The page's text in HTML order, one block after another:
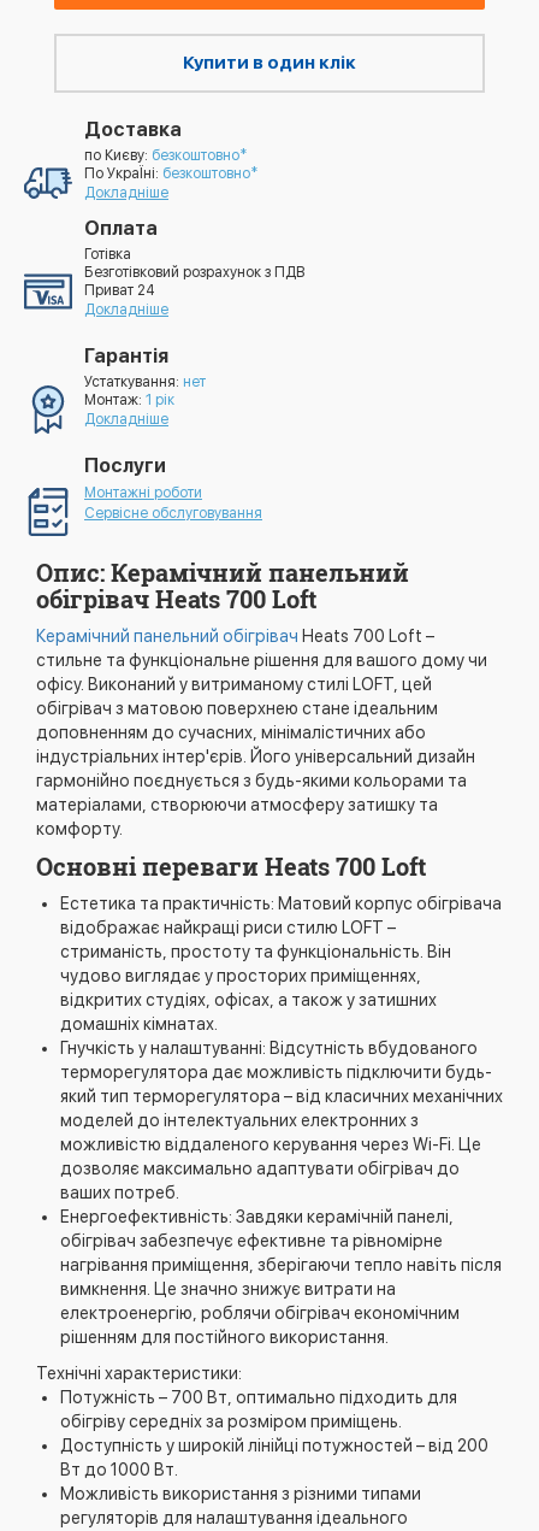
Купити в один клік
Доставка
по Києву: безкоштовно*
По УкраЇні: безкоштовно*
Докладніше
Оплата
Готівка
Безготівковий розрахунок з ПДВ
Приват 24
Докладніше
Гарантія
Устаткування: нет
Монтаж: 1 рік
Докладніше
Послуги
Монтажні роботи
Сервісне обслуговування
Опис: Керамічний панельний
обігрівач Heats 700 Loft
Керамічний панельний обігрівач Heats 700 Loft –
стильне та функціональне рішення для вашого дому чи
офісу. Виконаний у витриманому стилі LOFT, цей
обігрівач з матовою поверхнею стане ідеальним
доповненням до сучасних, мінімалістичних або
індустріальних інтер'єрів. Його універсальний дизайн
гармонійно поєднується з будь-якими кольорами та
матеріалами, створюючи атмосферу затишку та
комфорту.
Основні переваги Heats 700 Loft
Естетика та практичність: Матовий корпус обігрівача
відображає найкращі риси стилю LOFT –
стриманість, простоту та функціональність. Він
чудово виглядає у просторих приміщеннях,
відкритих студіях, офісах, а також у затишних
домашніх кімнатах.
Гнучкість у налаштуванні: Відсутність вбудованого
терморегулятора дає можливість підключити будь-
який тип терморегулятора – від класичних механічних
моделей до інтелектуальних електронних з
можливістю віддаленого керування через Wi-Fi. Це
дозволяє максимально адаптувати обігрівач до
ваших потреб.
Енергоефективність: Завдяки керамічній панелі,
обігрівач забезпечує ефективне та рівномірне
нагрівання приміщення, зберігаючи тепло навіть після
вимкнення. Це значно знижує витрати на
електроенергію, роблячи обігрівач економічним
рішенням для постійного використання.
Технічні характеристики:
Потужність – 700 Вт, оптимально підходить для
обігріву середніх за розміром приміщень.
Доступність у широкій лінійці потужностей – від 200
Вт до 1000 Вт.
Можливість використання з різними типами
регуляторів для налаштування ідеального